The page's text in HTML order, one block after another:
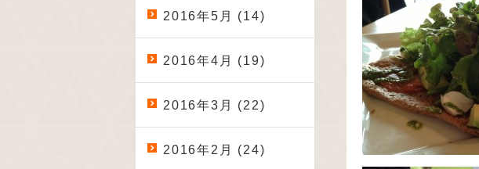
2016年5月 (14)
2016年4月 (19)
2016年3月 (22)
2016年2月 (24)